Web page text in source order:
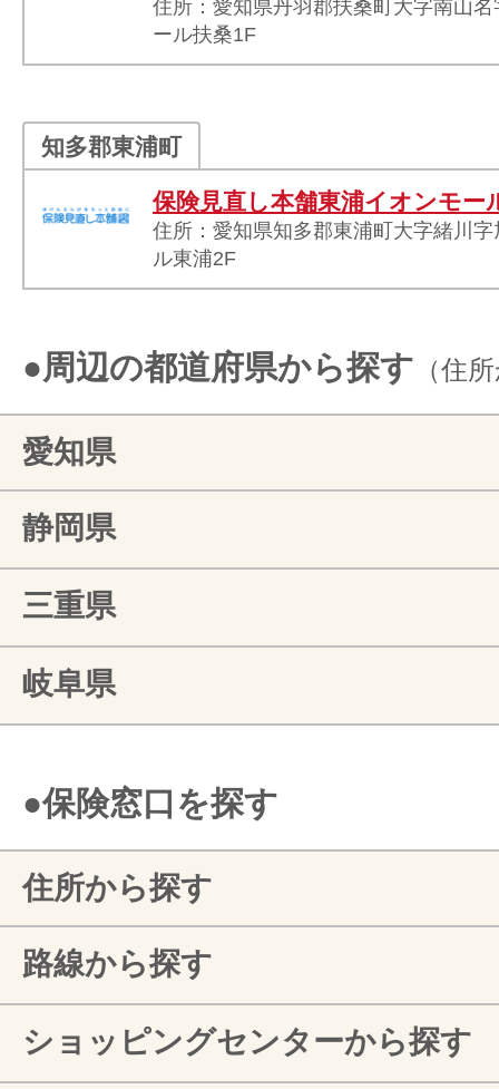
住所：愛知県丹羽郡扶桑町大字南山
ール扶桑1F
知多郡東浦町
保険見直し本舗東浦イオンモー
住所：愛知県知多郡東浦町大字緒川
ル東浦2F
●周辺の都道府県から探す （住
愛知県
静岡県
三重県
岐阜県
●保険窓口を探す
住所から探す
路線から探す
ショッピングセンターから探す